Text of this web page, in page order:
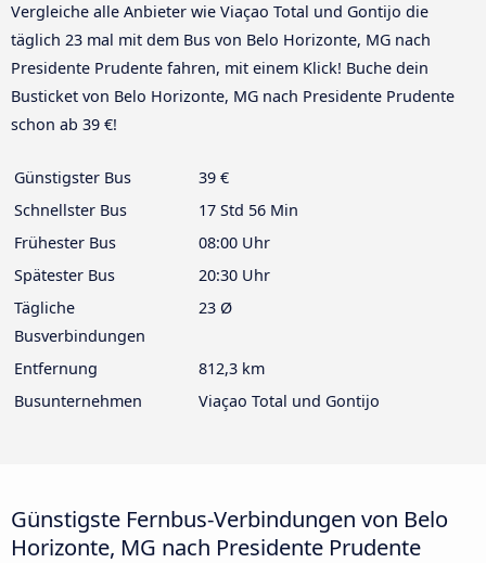
Vergleiche alle Anbieter wie Viaçao Total und Gontijo die
täglich 23 mal mit dem Bus von Belo Horizonte, MG nach
Presidente Prudente fahren, mit einem Klick! Buche dein
Busticket von Belo Horizonte, MG nach Presidente Prudente
schon ab 39 €!
Günstigster Bus
39 €
Schnellster Bus
17 Std 56 Min
Frühester Bus
08:00 Uhr
Spätester Bus
20:30 Uhr
Tägliche
Busverbindungen
23 Ø
Entfernung
812,3 km
Busunternehmen
Viaçao Total und Gontijo
Günstigste Fernbus-Verbindungen von Belo
Horizonte, MG nach Presidente Prudente